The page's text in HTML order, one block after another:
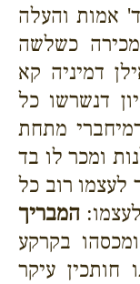
אמות והעלה
כשלשה
דמיניה קא
דנשרשו כל
מתחת
ומכר לו בד
לעצמו רוב כל
המבריך
בקרקע
חותכין עיקר